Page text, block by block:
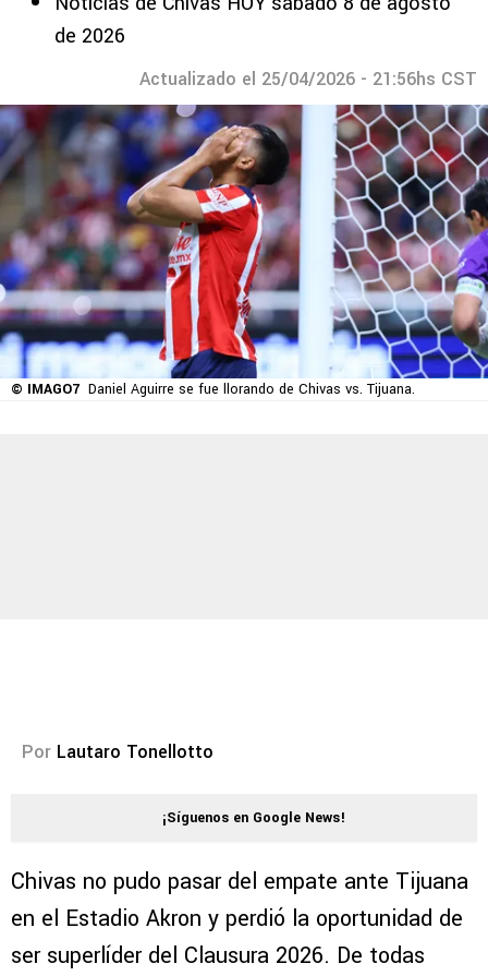
de 2026
Actualizado el 25/04/2026 - 21:56hs CST
© IMAGO7 Daniel Aguirre se fue llorando de Chivas vs. Tijuana.
Por Lautaro Tonellotto
¡Síguenos en Google News!
Chivas no pudo pasar del empate ante Tijuana
en el Estadio Akron y perdió la oportunidad de
ser superlíder del Clausura 2026. De todas